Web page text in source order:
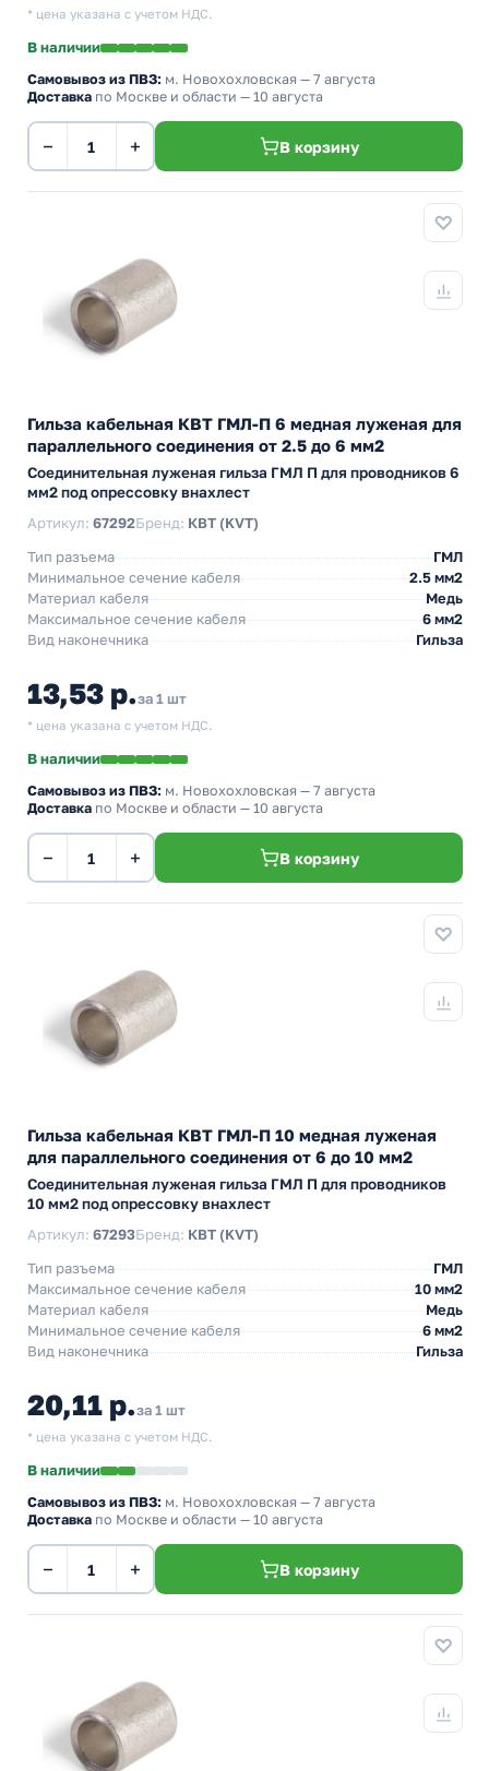
* цена указана с учетом НДС.
В наличии
Самовывоз из ПВЗ: м. Новохохловская — 7 августа
Доставка по Москве и области — 10 августа
− + В корзину
Гильза кабельная КВТ ГМЛ-П 6 медная луженая для
параллельного соединения от 2.5 до 6 мм2
Cоединительная луженая гильза ГМЛ П для проводников 6
мм2 под опрессовку внахлест
Артикул: 67292Бренд: КВТ (KVT)
Тип разъема
ГМЛ
Минимальное сечение кабеля
2.5 мм2
Материал кабеля
Медь
Максимальное сечение кабеля
6 мм2
Вид наконечника
Гильза
13,53 р.за 1 шт
* цена указана с учетом НДС.
В наличии
Самовывоз из ПВЗ: м. Новохохловская — 7 августа
Доставка по Москве и области — 10 августа
− + В корзину
Гильза кабельная КВТ ГМЛ-П 10 медная луженая
для параллельного соединения от 6 до 10 мм2
Cоединительная луженая гильза ГМЛ П для проводников
10 мм2 под опрессовку внахлест
Артикул: 67293Бренд: КВТ (KVT)
Тип разъема
ГМЛ
Максимальное сечение кабеля
10 мм2
Материал кабеля
Медь
Минимальное сечение кабеля
6 мм2
Вид наконечника
Гильза
20,11 р.за 1 шт
* цена указана с учетом НДС.
В наличии
Самовывоз из ПВЗ: м. Новохохловская — 7 августа
Доставка по Москве и области — 10 августа
− + В корзину